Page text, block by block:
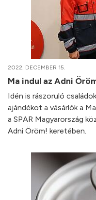
2022. DECEMBER 15.
Ma indul az Adni
Idén is rászoruló
ajándékot a vásárlók a
a SPAR Magyarország
Adni Öröm! keretében.